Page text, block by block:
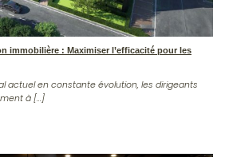
immobilière : Maximiser l’efficacité pour les
actuel en constante évolution, les dirigeants
à [...]